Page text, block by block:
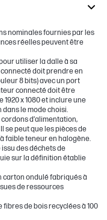
nominales fournies par les
réelles peuvent être
utiliser la dalle à sa
doit prendre en
8 bits) avec un port
connecté doit être
x 1080 et inclure une
dans le mode choisi.
cordons d’alimentation,
se peut que les pièces de
faible teneur en halogène.
des déchets de
sur la définition établie
carton ondulé fabriqués à
de ressources
fibres de bois recyclées à 100